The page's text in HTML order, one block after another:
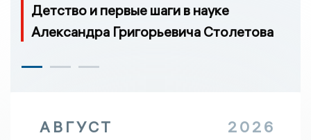
Детство и первые шаги в науке
Александра Григорьевича Столетова
АВГУСТ 2026